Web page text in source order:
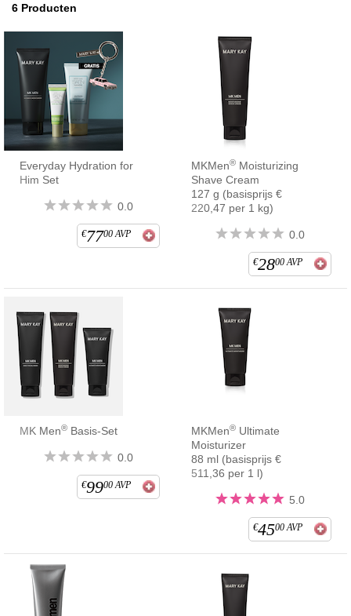
6 Producten
Everyday Hydration for
Him Set
0.0
€7700 AVP
MKMen® Moisturizing
Shave Cream
127 g (basisprijs €
220,47 per 1 kg)
0.0
€2800 AVP
MK Men® Basis-Set
0.0
€9900 AVP
MKMen® Ultimate
Moisturizer
88 ml (basisprijs €
511,36 per 1 l)
5.0
€4500 AVP